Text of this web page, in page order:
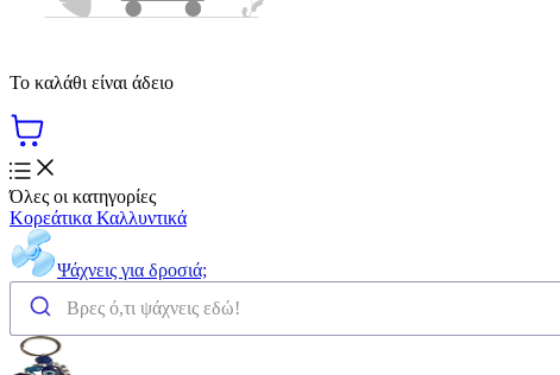
Το καλάθι είναι άδειο
Όλες οι κατηγορίες
Κορεάτικα Καλλυντικά
Ψάχνεις για δροσιά;